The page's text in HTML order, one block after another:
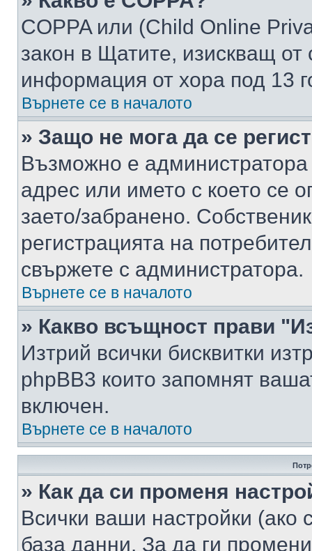
COPPA или (Child Online
закон в Щатите, изискващ от
информация от хора под 13
Върнете се в началото
» Защо не мога да се
Възможно е
адрес или името с което се
заето/забранено.
регистрацията на
свържете с администратора.
Върнете се в началото
» Какво всъщност прави
Изтрий всички бисквитки
phpBB3 които запомнят
включен.
Върнете се в началото
» Как да си променя
Всички ваши настройки (ако
база данни. За да ги